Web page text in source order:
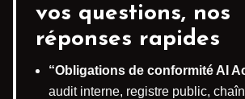
vos questions, nos
réponses rapides
“Obligations de conformité AI
audit interne, registre public,